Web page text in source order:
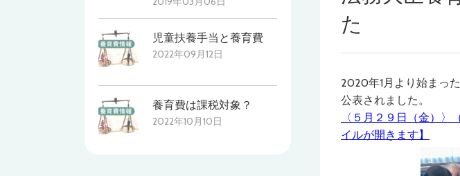
た
2020年1月より始まっ
公表されました。
〈５月２９日（金）
イルが開きます】
児童扶養手当と養育費
2022年09月12日
養育費は課税対象？
2022年10月10日